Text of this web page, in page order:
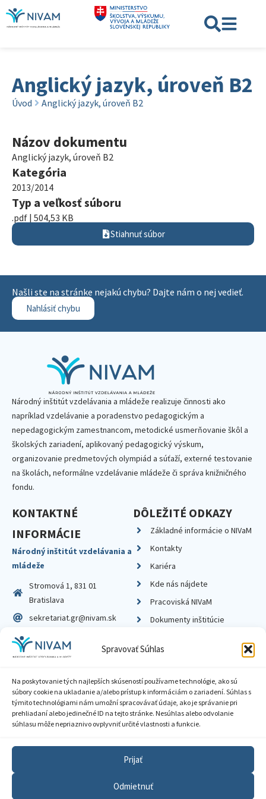
Spravovať Súhlas
Na poskytovanie tých najlepších skúseností používame technológie, ako sú
súbory cookie na ukladanie a/alebo prístup k informáciám o zariadení. Súhlas s
týmito technológiami nám umožní spracovávať údaje, ako je správanie pri
prehliadaní alebo jedinečné ID na tejto stránke. Nesúhlas alebo odvolanie
súhlasu môže nepriaznivo ovplyvniť určité vlastnosti a funkcie.
Prijať
Odmietnuť
Anglický jazyk, úroveň B2
Úvod Anglický jazyk, úroveň B2
Názov dokumentu
Anglický jazyk, úroveň B2
Kategória
2013/2014
Typ a veľkosť súboru
.pdf | 504,53 KB
Stiahnuť súbor
Našli ste na stránke nejakú chybu? Dajte nám o nej vedieť.
Nahlásiť chybu
Národný inštitút vzdelávania a mládeže realizuje činnosti ako
napríklad vzdelávanie a poradenstvo pedagogickým a
nepedagogickým zamestnancom, metodické usmerňovanie škôl a
školských zariadení, aplikovaný pedagogický výskum,
organizovanie predmetových olympiád a súťaží, externé testovanie
na školách, neformálne vzdelávanie mládeže či správa knižničného
fondu.
KONTAKTNÉ
INFORMÁCIE
Národný inštitút vzdelávania a
mládeže
Stromová 1, 831 01
Bratislava
sekretariat.gr@nivam.sk
IČO: 00164348
DIČ: 2020798714
DÔLEŽITÉ ODKAZY
Základné informácie o NIVaM
Kontakty
Kariéra
Kde nás nájdete
Pracoviská NIVaM
Dokumenty inštitúcie
Zásady ochrany súkromia
Sprístupnenie informácií